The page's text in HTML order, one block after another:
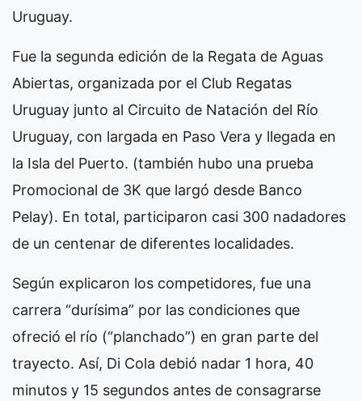
Uruguay.
Fue la segunda edición de la Regata de Aguas
Abiertas, organizada por el Club Regatas
Uruguay junto al Circuito de Natación del Río
Uruguay, con largada en Paso Vera y llegada en
la Isla del Puerto. (también hubo una prueba
Promocional de 3K que largó desde Banco
Pelay). En total, participaron casi 300 nadadores
de un centenar de diferentes localidades.
Según explicaron los competidores, fue una
carrera “durísima” por las condiciones que
ofreció el río (“planchado”) en gran parte del
trayecto. Así, Di Cola debió nadar 1 hora, 40
minutos y 15 segundos antes de consagrarse